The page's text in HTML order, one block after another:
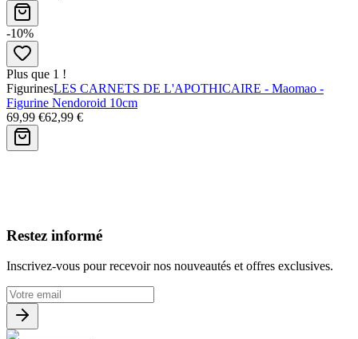
-10%
Plus que 1 !
FigurinesLES CARNETS DE L'APOTHICAIRE - Maomao -
Figurine Nendoroid 10cm
69,99 €62,99 €
Restez informé
Inscrivez-vous pour recevoir nos nouveautés et offres exclusives.